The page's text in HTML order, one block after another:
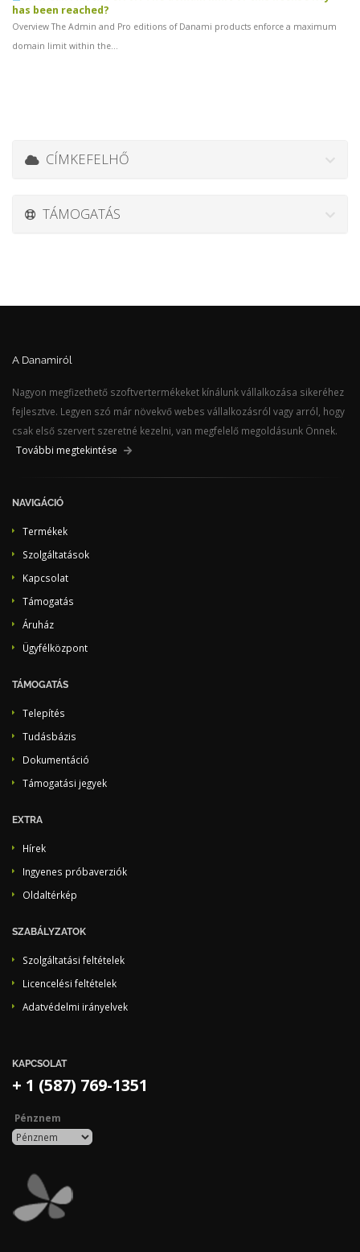
has been reached?
Overview The Admin and Pro editions of Danami products enforce a maximum
domain limit within the...
CÍMKEFELHŐ
TÁMOGATÁS
A Danamiról
Nagyon megfizethető szoftvertermékeket kínálunk vállalkozása sikeréhez
fejlesztve. Legyen szó már növekvő webes vállalkozásról vagy arról, hogy
csak első szervert szeretné kezelni, van megfelelő megoldásunk Önnek.
További megtekintése
NAVIGÁCIÓ
Termékek
Szolgáltatások
Kapcsolat
Támogatás
Áruház
Ügyfélközpont
TÁMOGATÁS
Telepítés
Tudásbázis
Dokumentáció
Támogatási jegyek
EXTRA
Hírek
Ingyenes próbaverziók
Oldaltérkép
SZABÁLYZATOK
Szolgáltatási feltételek
Licencelési feltételek
Adatvédelmi irányelvek
KAPCSOLAT
+ 1 (587) 769-1351
Pénznem